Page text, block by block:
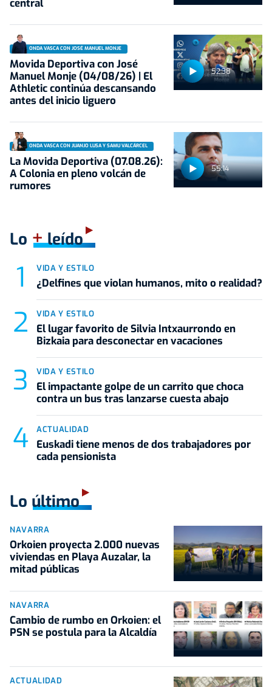
central
52:38
ONDA VASCA CON JOSÉ MANUEL MONJE
Movida Deportiva con José
Manuel Monje (04/08/26) | El
Athletic continúa descansando
antes del inicio liguero
55:14
ONDA VASCA CON JUANJO LUSA Y SAMU VALCÁRCEL
La Movida Deportiva (07.08.26):
A Colonia en pleno volcán de
rumores
Lo +leído
VIDA Y ESTILO
¿Delfines que violan humanos, mito o realidad?
VIDA Y ESTILO
El lugar favorito de Silvia Intxaurrondo en
Bizkaia para desconectar en vacaciones
VIDA Y ESTILO
El impactante golpe de un carrito que choca
contra un bus tras lanzarse cuesta abajo
ACTUALIDAD
Euskadi tiene menos de dos trabajadores por
cada pensionista
Lo último
NAVARRA
Orkoien proyecta 2.000 nuevas
viviendas en Playa Auzalar, la
mitad públicas
NAVARRA
Cambio de rumbo en Orkoien: el
PSN se postula para la Alcaldía
ACTUALIDAD